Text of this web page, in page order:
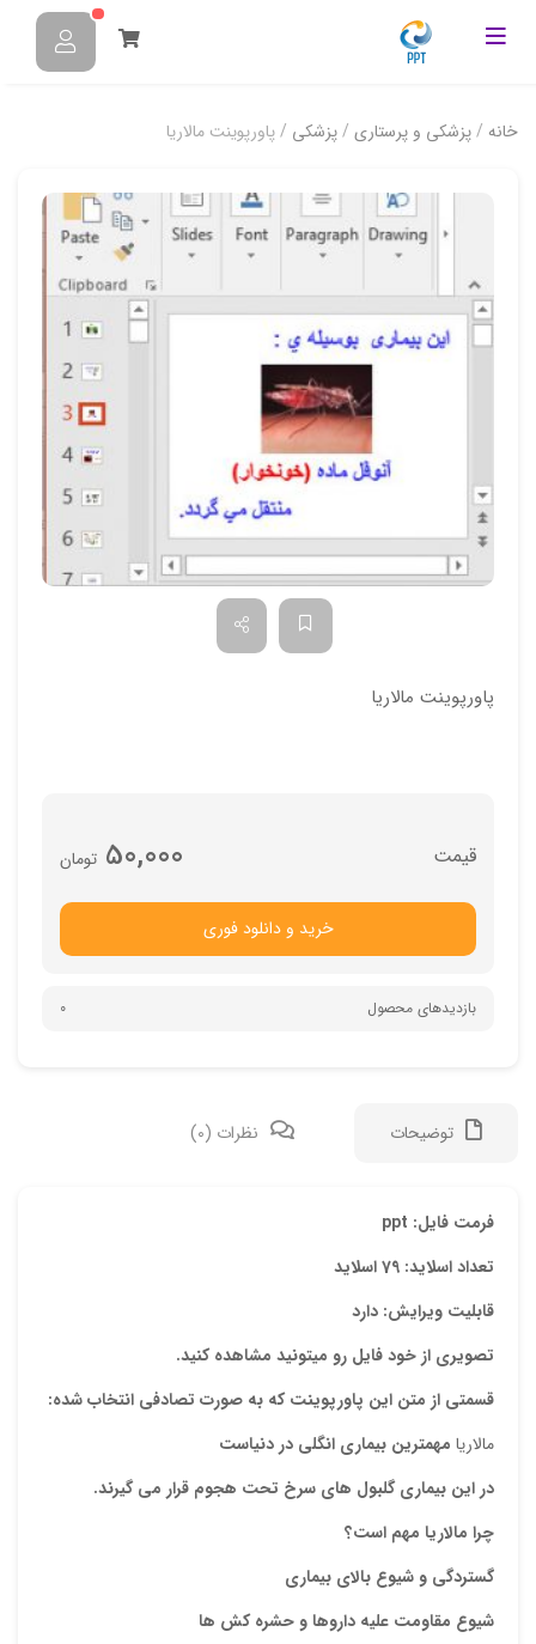
خانه /پزشکی و پرستاری /پزشکی / پاورپوینت مالاريا
پاورپوینت مالاريا
تومان 50,000
خرید و دانلود فوری
بازدیدهای محصول 0
توضیحات نظرات (0)
فرمت فایل: ppt
تعداد اسلاید: 79 اسلاید
قابلیت ویرایش: دارد
تصویری از خود فایل رو میتونید مشاهده کنید.
قسمتی از متن این پاورپوینت که به صورت تصادفی انتخاب شده:
مالاریا مهمترین بیماری انگلی در دنیاست
در این بیماری گلبول های سرخ تحت هجوم قرار می گیرند.
چرا مالاريا مهم است؟
گستردگي و شيوع بالای بیماری
شيوع مقاومت علیه داروها و حشره کش ها